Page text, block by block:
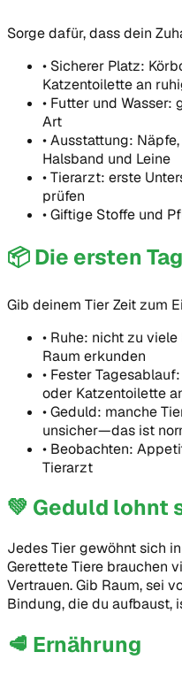
Sorge dafür, dass dein
• Sicherer Platz:
Katzentoilette an
• Futter und Wasser:
Art
•Ausstattung:
Halsband und Leine
•Tierarzt: erste
prüfen
•Giftige Stoffe und
📦Die ersten
Gib deinem Tier Zeit zum
• Ruhe: nicht zu viele
Raum erkunden
• Fester
oder Katzentoilette
•Geduld: manche
unsicher—das ist
• Beobachten:
Tierarzt
💚 Geduld lohnt
Jedes Tier gewöhnt sich
Gerettete Tiere brauchen
Vertrauen. Gib Raum, sei
Bindung, die du aufbaust,
🥩 Ernährung